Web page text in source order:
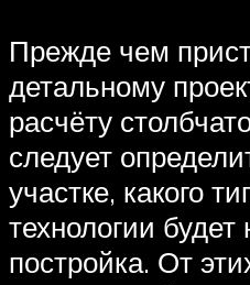
Прежде чем
детальному
расчёту
следует
участке, какого
технологии
постройка. От